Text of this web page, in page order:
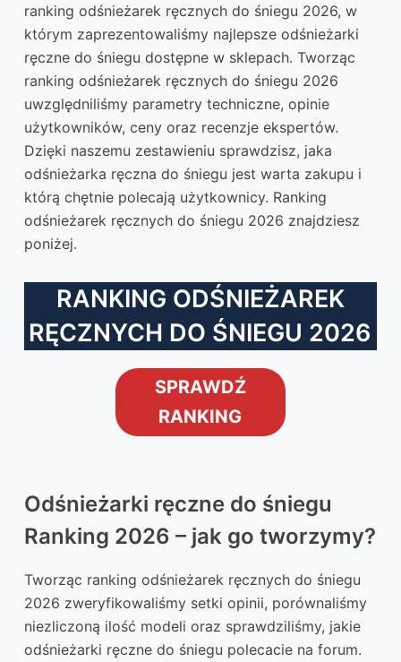
ranking odśnieżarek ręcznych do śniegu 2026, w
którym zaprezentowaliśmy najlepsze odśnieżarki
ręczne do śniegu dostępne w sklepach. Tworząc
ranking odśnieżarek ręcznych do śniegu 2026
uwzględniliśmy parametry techniczne, opinie
użytkowników, ceny oraz recenzje ekspertów.
Dzięki naszemu zestawieniu sprawdzisz, jaka
odśnieżarka ręczna do śniegu jest warta zakupu i
którą chętnie polecają użytkownicy. Ranking
odśnieżarek ręcznych do śniegu 2026 znajdziesz
poniżej.
RANKING ODŚNIEŻAREK
RĘCZNYCH DO ŚNIEGU 2026
SPRAWDŹ
RANKING
Odśnieżarki ręczne do śniegu
Ranking 2026 – jak go tworzymy?
Tworząc ranking odśnieżarek ręcznych do śniegu
2026 zweryfikowaliśmy setki opinii, porównaliśmy
niezliczoną ilość modeli oraz sprawdziliśmy, jakie
odśnieżarki ręczne do śniegu polecacie na forum.